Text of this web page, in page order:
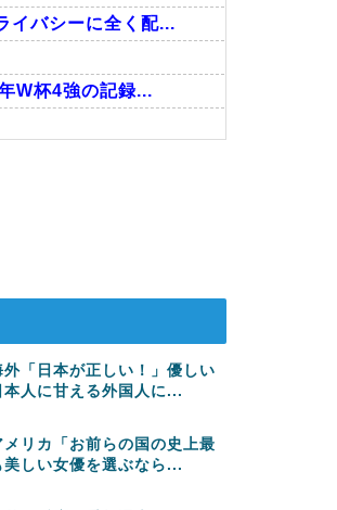
イバシーに全く配...
W杯4強の記録...
がこちら…」→「こ...
外「日本が正しい！」優しい
本人に甘える外国人に...
メリカ「お前らの国の史上最
美しい女優を選ぶなら...